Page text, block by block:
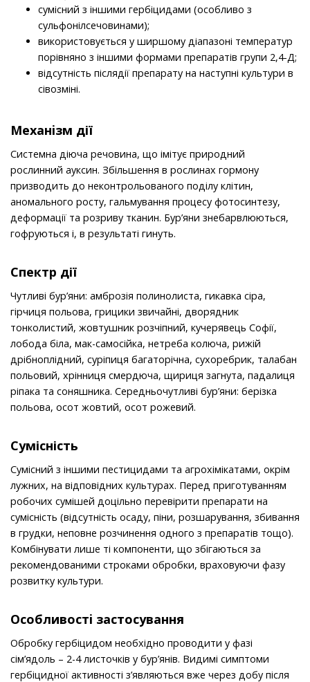
сумісний з іншими гербіцидами (особливо з
сульфонілсечовинами);
використовується у ширшому діапазоні температур
порівняно з іншими формами препаратів групи 2,4-Д;
відсутність післядії препарату на наступні культури в
сівозміні.
Механiзм дії
Системна діюча речовина, що імітує природний
рослинний ауксин. Збільшення в рослинах гормону
призводить до неконтрольованого поділу клітин,
аномального росту, гальмування процесу фотосинтезу,
деформації та розриву тканин. Бур’яни знебарвлюються,
гофруються і, в результаті гинуть.
Спектр дії
Чутливі бур’яни: амброзія полинолиста, гикавка сіра,
гірчиця польова, грицики звичайні, дворядник
тонколистий, жовтушник розчіпний, кучерявець Софії,
лобода біла, мак-самосійка, нетреба колюча, рижій
дрібноплідний, суріпиця багаторічна, сухоребрик, талабан
польовий, хрінниця смердюча, щириця загнута, падалиця
ріпака та соняшника. Середньочутливі бур’яни: берізка
польова, осот жовтий, осот рожевий.
Сумісність
Сумісний з іншими пестицидами та агрохімікатами, окрім
лужних, на відповідних культурах. Перед приготуванням
робочих сумішей доцільно перевірити препарати на
сумісність (відсутність осаду, піни, розшарування, збивання
в грудки, неповне розчинення одного з препаратів тощо).
Комбінувати лише ті компоненти, що збігаються за
рекомендованими строками обробки, враховуючи фазу
розвитку культури.
Особливостi застосування
Обробку гербіцидом необхідно проводити у фазі
сім’ядоль – 2-4 листочків у бур’янів. Видимі симптоми
гербіцидної активності з’являються вже через добу після